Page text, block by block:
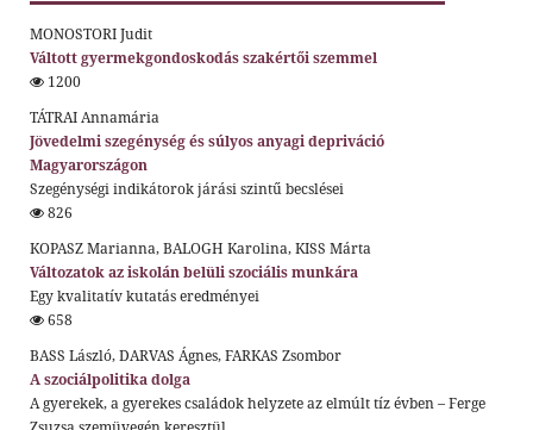
MONOSTORI Judit
Váltott gyermekgondoskodás szakértői szemmel
1200
TÁTRAI Annamária
Jövedelmi szegénység és súlyos anyagi depriváció
Magyarországon
Szegénységi indikátorok járási szintű becslései
826
KOPASZ Marianna, BALOGH Karolina, KISS Márta
Változatok az iskolán belüli szociális munkára
Egy kvalitatív kutatás eredményei
658
BASS László, DARVAS Ágnes, FARKAS Zsombor
A szociálpolitika dolga
A gyerekek, a gyerekes családok helyzete az elmúlt tíz évben – Ferge